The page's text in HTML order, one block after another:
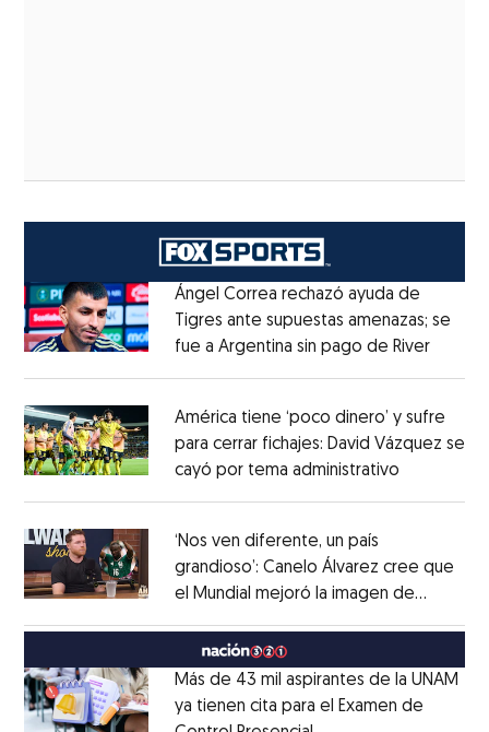
Ángel Correa rechazó ayuda de
Tigres ante supuestas amenazas; se
fue a Argentina sin pago de RiverOpens
América tiene ‘poco dinero’ y sufre
para cerrar fichajes: David Vázquez se
cayó por tema administrativo
‘Nos ven diferente, un país
grandioso’: Canelo Álvarez cree que
el Mundial mejoró la imagen de
MéxicoOpens in new window
Más de 43 mil aspirantes de la UNAM
ya tienen cita para el Examen de